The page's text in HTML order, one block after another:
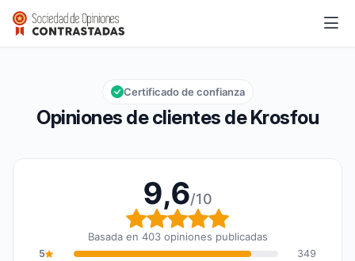
Krosfou
Calificación global: 9,6 de 10
9,6/10
Opiniones de clientes de Krosfou
Certificado de confianza
9,6/10
Calificación global: 9,6
Basada en 403 opiniones publicadas
5
349